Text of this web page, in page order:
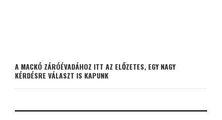
A MACKÓ ZÁRÓÉVADÁHOZ ITT AZ ELŐZETES, EGY NAGY
KÉRDÉSRE VÁLASZT IS KAPUNK